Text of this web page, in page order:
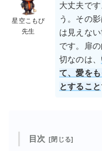
星空こもぴ
先生
大丈夫で
う。その
は見えな
です。扉
切なのは、
て、愛を
とすること
目次